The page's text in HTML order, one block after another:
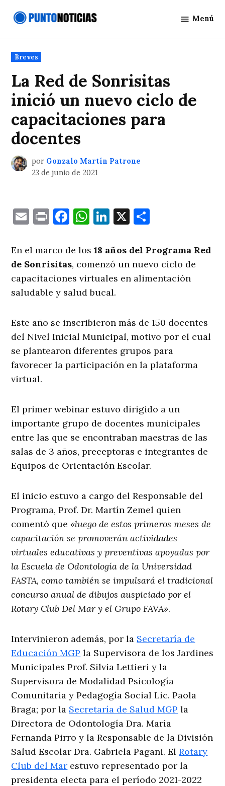
Noticias
Menú
Publicado
en
Breves
La Red de Sonrisitas
inició un nuevo ciclo de
capacitaciones para
docentes
por Gonzalo Martín Patrone
23 de junio de 2021
EmailPrintFacebook
WhatsApp
LinkedIn
X
En el marco de los18 años del Programa Red
de Sonrisitas, comenzó un nuevo ciclo de
capacitaciones virtuales en alimentación
saludable y salud bucal.
Este año se inscribieron más de 150 docentes
del Nivel Inicial Municipal, motivo por el cual
se plantearon diferentes grupos para
favorecer la participación en la plataforma
virtual.
El primer webinar estuvo dirigido a un
importante grupo de docentes municipales
entre las que se encontraban maestras de las
salas de 3 años, preceptoras e integrantes de
Equipos de Orientación Escolar.
El inicio estuvo a cargo del Responsable del
Programa, Prof. Dr. Martín Zemel quien
comentó que«luego de estos primeros meses de
capacitación se promoverán actividades
virtuales educativas y preventivas apoyadas por
la Escuela de Odontología de la Universidad
FASTA, como también se impulsará el tradicional
concurso anual de dibujos auspiciado por el
Rotary Club Del Mar y el Grupo FAVA».
Intervinieron además, por la Secretaría de
Educación MGP la Supervisora de los Jardines
Municipales Prof. Silvia Lettieri y la
Supervisora de Modalidad Psicología
Comunitaria y Pedagogía Social Lic. Paola
Braga; por la Secretaría de Salud MGP la
Directora de Odontología Dra. María
Fernanda Pirro y la Responsable de la División
Salud Escolar Dra. Gabriela Pagani. ElRotary
Club del Mar estuvo representado por la
presidenta electa para el período 2021-2022